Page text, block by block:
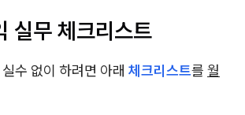
실무 체크리스트
수 없이 하려면 아래 체크리스트를 월